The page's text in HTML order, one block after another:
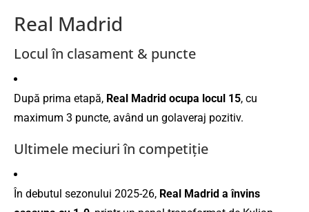
Real Madrid
Locul în clasament & puncte
După prima etapă, Real Madrid ocupa locul 15, cu
maximum 3 puncte, având un golaveraj pozitiv.
Ultimele meciuri în competiţie
În debutul sezonului 2025-26, Real Madrid a învins